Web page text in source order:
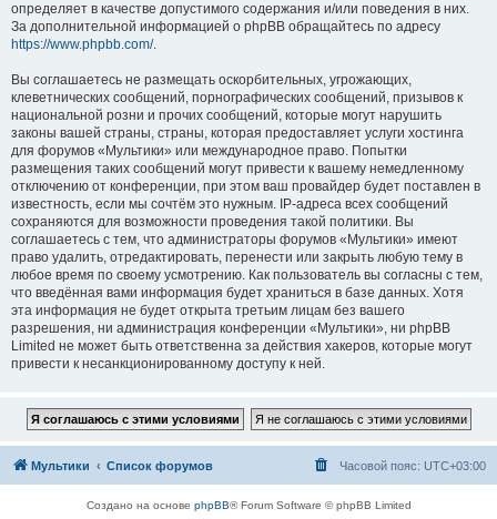
определяет в качестве допустимого содержания и/или поведения в них.
За дополнительной информацией о phpBB обращайтесь по адресу
https://www.phpbb.com/.
Вы соглашаетесь не размещать оскорбительных, угрожающих,
клеветнических сообщений, порнографических сообщений, призывов к
национальной розни и прочих сообщений, которые могут нарушить
законы вашей страны, страны, которая предоставляет услуги хостинга
для форумов «Мультики» или международное право. Попытки
размещения таких сообщений могут привести к вашему немедленному
отключению от конференции, при этом ваш провайдер будет поставлен в
известность, если мы сочтём это нужным. IP-адреса всех сообщений
сохраняются для возможности проведения такой политики. Вы
соглашаетесь с тем, что администраторы форумов «Мультики» имеют
право удалить, отредактировать, перенести или закрыть любую тему в
любое время по своему усмотрению. Как пользователь вы согласны с тем,
что введённая вами информация будет храниться в базе данных. Хотя
эта информация не будет открыта третьим лицам без вашего
разрешения, ни администрация конференции «Мультики», ни phpBB
Limited не может быть ответственна за действия хакеров, которые могут
привести к несанкционированному доступу к ней.
Мультики Список форумов Часовой пояс: UTC+03:00
Создано на основе phpBB® Forum Software © phpBB Limited